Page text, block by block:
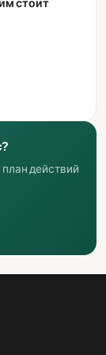
действий